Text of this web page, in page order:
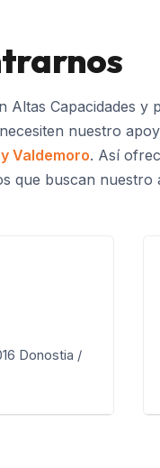
Capacidades y
nuestro
Valdemoro. Así
que buscan nuestro
Donostia /